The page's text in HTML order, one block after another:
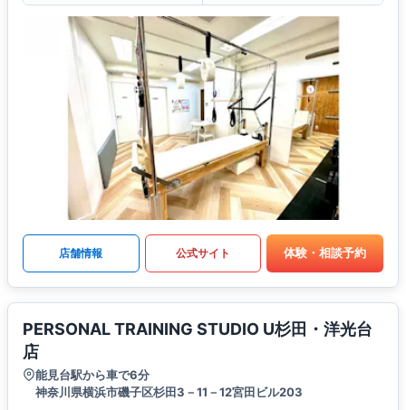
店舗情報 公式サイト 体験・相談予約
PERSONAL TRAINING STUDIO U杉田・洋光台
店
能見台駅から車で6分
神奈川県横浜市磯子区杉田3－11－12宮田ビル203